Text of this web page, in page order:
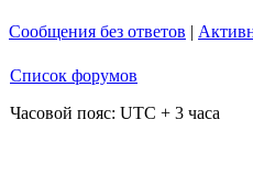
Сообщения без ответов |
Список форумов
Часовой пояс: UTC + 3 часа